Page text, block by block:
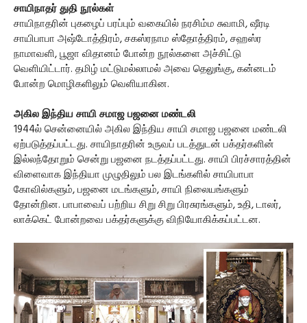
சாயிநாதர் துதி நூல்கள்
சாயிநாதரின் புகழைப் பரப்பும் வகையில் நரசிம்ம சுவாமி, ஷீரடி
சாயிபாபா அஷ்டோத்திரம், சகஸ்ரநாம ஸ்தோத்திரம், சஹஸ்ர
நாமாவளி, பூஜா விதானம் போன்ற நூல்களை அச்சிட்டு
வெளியிட்டார். தமிழ் மட்டுமல்லாமல் அவை தெலுங்கு, கன்னடம்
போன்ற மொழிகளிலும் வெளியாகின.
அகில இந்திய சாயி சமாஜ பஜனை மண்டலி
1944ல் சென்னையில் அகில இந்திய சாயி சமாஜ பஜனை மண்டலி
ஏற்படுத்தப்பட்டது. சாயிநாதரின் உருவப் படத்துடன் பக்தர்களின்
இல்லந்தோறும் சென்று பஜனை நடத்தப்பட்டது. சாயி பிரச்சாரத்தின்
விளைவாக இந்தியா முழுதிலும் பல இடங்களில் சாயிபாபா
கோவில்களும், பஜனை மடங்களும், சாயி நிலையங்களும்
தோன்றின. பாபாவைப் பற்றிய சிறு சிறு பிரசுரங்களும், உதி, டாலர்,
லாக்கெட் போன்றவை பக்தர்களுக்கு விநியோகிக்கப்பட்டன.